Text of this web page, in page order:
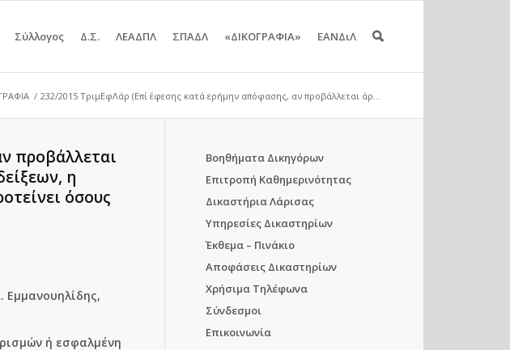
Σύλλογος Δ.Σ. ΛΕΑΔΠΛ ΣΠΑΔΛ «ΔΙΚΟΓΡΑΦΙΑ» ΕΑΝΔιΛ
/ 232/2015 ΤριμΕφΛάρ (Επί έφεσης κατά ερήμην απόφασης, αν προβάλλεται άρ...
προβάλλεται
η
όσους
Εμμανουηλίδης,
ή εσφαλμένη
Βοηθήματα Δικηγόρων
Επιτροπή Καθημερινότητας
Δικαστήρια Λάρισας
Υπηρεσίες Δικαστηρίων
Έκθεμα – Πινάκιο
Αποφάσεις Δικαστηρίων
Χρήσιμα Τηλέφωνα
Σύνδεσμοι
Επικοινωνία